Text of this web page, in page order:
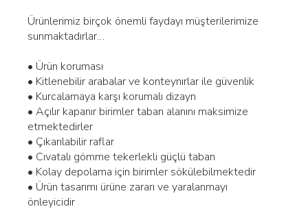
Ürünlerimiz birçok önemli faydayı müşterilerimize
sunmaktadırlar…
• Ürün koruması
• Kitlenebilir arabalar ve konteynırlar ile güvenlik
• Kurcalamaya karşı korumalı dizayn
• Açılır kapanır birimler taban alanını maksimize
etmektedirler
• Çıkarılabilir raflar
• Cıvatalı gömme tekerlekli güçlü taban
• Kolay depolama için birimler sökülebilmektedir
• Ürün tasarımı ürüne zararı ve yaralanmayı
önleyicidir